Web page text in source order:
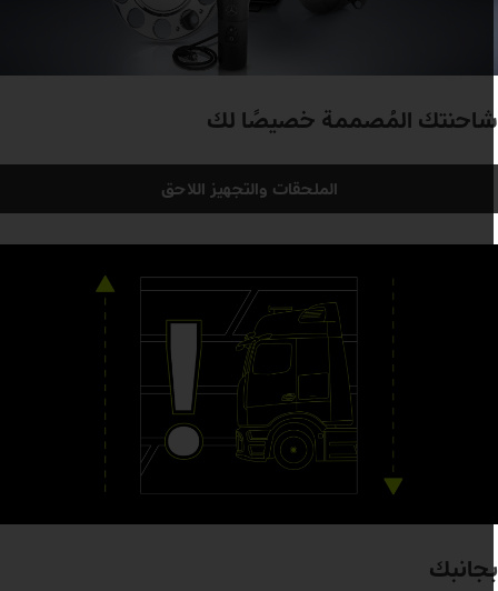
المُصممة خصيصًا لك
الملحقات والتجهيز اللاحق